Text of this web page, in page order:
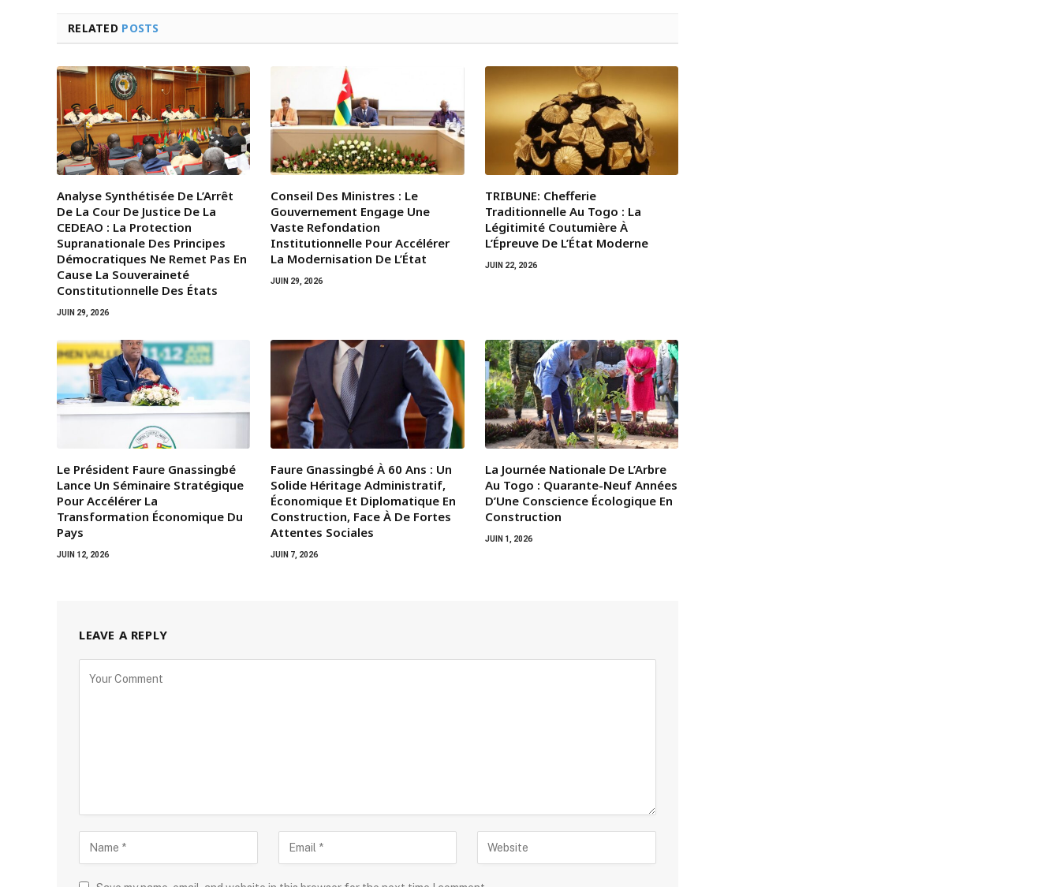
RELATED POSTS
Analyse Synthétisée De L’Arrêt
De La Cour De Justice De La
CEDEAO : La Protection
Supranationale Des Principes
Démocratiques Ne Remet Pas En
Cause La Souveraineté
Constitutionnelle Des États
JUIN 29, 2026
Conseil Des Ministres : Le
Gouvernement Engage Une
Vaste Refondation
Institutionnelle Pour Accélérer
La Modernisation De L’État
JUIN 29, 2026
TRIBUNE: Chefferie
Traditionnelle Au Togo : La
Légitimité Coutumière À
L’Épreuve De L’État Moderne
JUIN 22, 2026
Le Président Faure Gnassingbé
Lance Un Séminaire Stratégique
Pour Accélérer La
Transformation Économique Du
Pays
JUIN 12, 2026
Faure Gnassingbé À 60 Ans : Un
Solide Héritage Administratif,
Économique Et Diplomatique En
Construction, Face À De Fortes
Attentes Sociales
JUIN 7, 2026
La Journée Nationale De L’Arbre
Au Togo : Quarante-Neuf Années
D’Une Conscience Écologique En
Construction
JUIN 1, 2026
LEAVE A REPLY